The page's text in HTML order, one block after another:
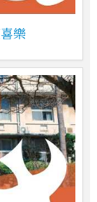
樂